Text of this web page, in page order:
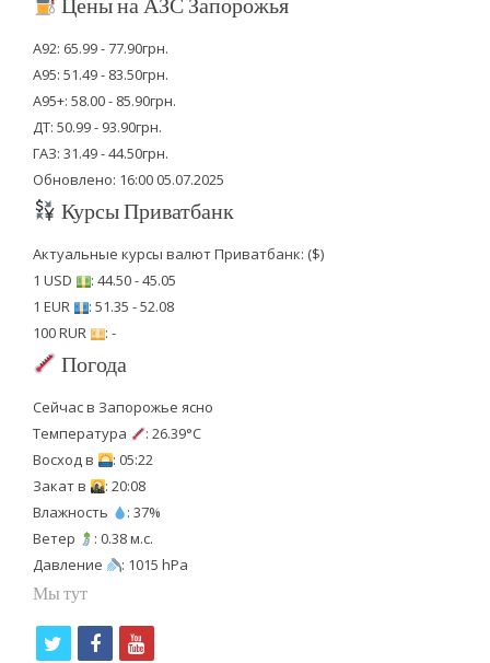
А92: 65.99 - 77.90грн.
А95: 51.49 - 83.50грн.
А95+: 58.00 - 85.90грн.
ДТ: 50.99 - 93.90грн.
ГАЗ: 31.49 - 44.50грн.
Обновлено: 16:00 05.07.2025
Курсы Приватбанк
Актуальные курсы валют Приватбанк: ($)
1 USD
: 44.50 - 45.05
1 EUR
: 51.35 - 52.08
100 RUR
: -
Погода
Сейчас в Запорожье ясно
Температура
: 26.39°C
Восход в
: 05:22
Закат в
: 20:08
Влажность
: 37%
Ветер
: 0.38 м.с.
Давление
: 1015 hPa
Мы тут
f
y